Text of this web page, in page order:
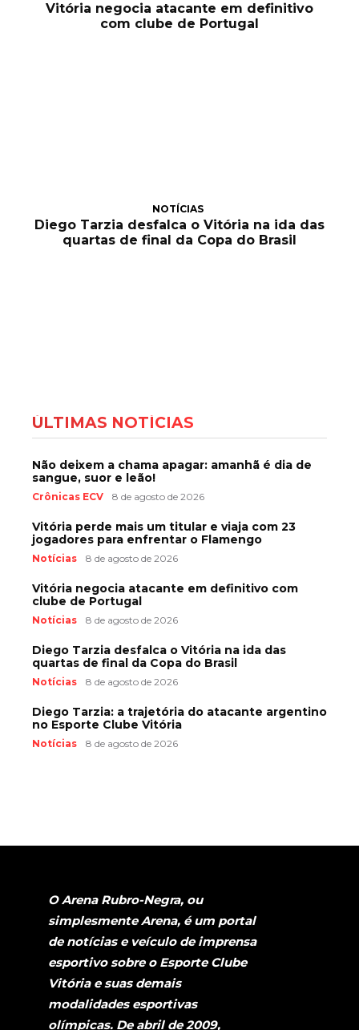
Vitória negocia atacante em definitivo
com clube de Portugal
NOTÍCIAS
Diego Tarzia desfalca o Vitória na ida das
quartas de final da Copa do Brasil
ÚLTIMAS NOTÍCIAS
Não deixem a chama apagar: amanhã é dia de
sangue, suor e leão!
Crônicas ECV 8 de agosto de 2026
Vitória perde mais um titular e viaja com 23
jogadores para enfrentar o Flamengo
Notícias 8 de agosto de 2026
Vitória negocia atacante em definitivo com
clube de Portugal
Notícias 8 de agosto de 2026
Diego Tarzia desfalca o Vitória na ida das
quartas de final da Copa do Brasil
Notícias 8 de agosto de 2026
Diego Tarzia: a trajetória do atacante argentino
no Esporte Clube Vitória
Notícias 8 de agosto de 2026
O Arena Rubro-Negra, ou
simplesmente Arena, é um portal
de notícias e veículo de imprensa
esportivo sobre o Esporte Clube
Vitória e suas demais
modalidades esportivas
olímpicas. De abril de 2009,